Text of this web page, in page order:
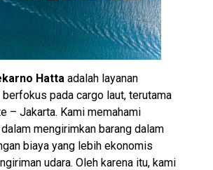
Hatta adalah layanan
pada cargo laut, terutama
– Jakarta. Kami memahami
mengirimkan barang dalam
biaya yang lebih ekonomis
udara. Oleh karena itu, kami